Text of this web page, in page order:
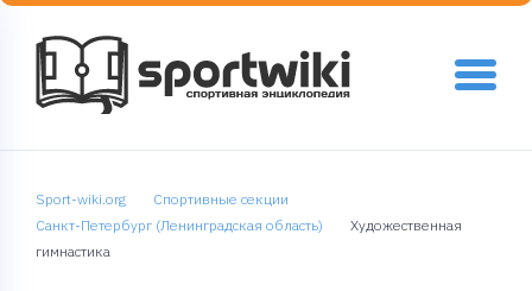
Sport-wiki.org
Спортивные секции
Санкт-Петербург (Ленинградская область)
Художественная
гимнастика